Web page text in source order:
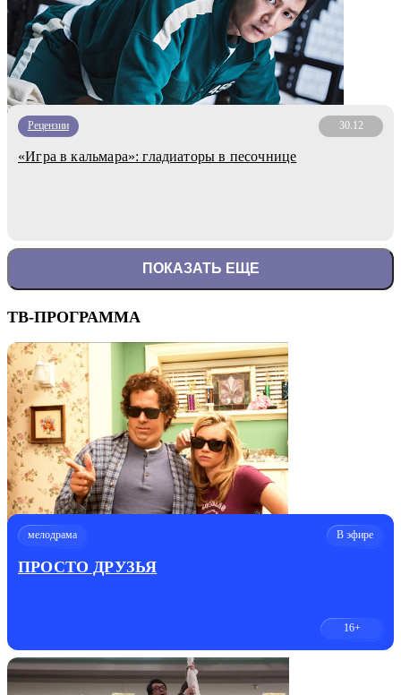
Рецензии 30.12
«Игра в кальмара»: гладиаторы в песочнице
ПОКАЗАТЬ ЕЩЕ
ТВ-ПРОГРАММА
мелодрама В эфире
ПРОСТО ДРУЗЬЯ
16+